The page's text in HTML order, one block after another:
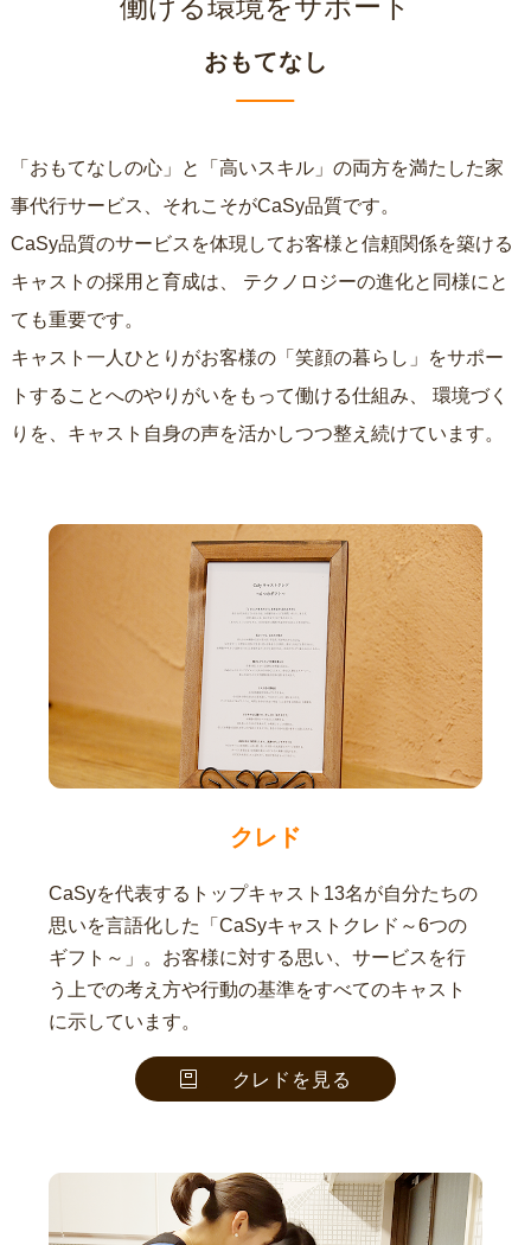
働ける環境をサポート
おもてなし
「おもてなしの心」と「高いスキル」の両方を満たした家
事代行サービス、それこそがCaSy品質です。
CaSy品質のサービスを体現してお客様と信頼関係を築ける
キャストの採用と育成は、
ても重要です。
キャスト一人ひとりがお客様の「笑顔の暮らし」をサポー
トすることへのやりがいをもって働ける仕組み、
りを、キャスト自身の声を活かしつつ整え続けています。
クレド
CaSyを代表するトップキャスト13名が自分たちの
思いを言語化した「CaSyキャストクレド～6つの
ギフト～」。お客様に対する思い、サービスを行
う上での考え方や行動の基準をすべてのキャスト
に示しています。
クレドを見る